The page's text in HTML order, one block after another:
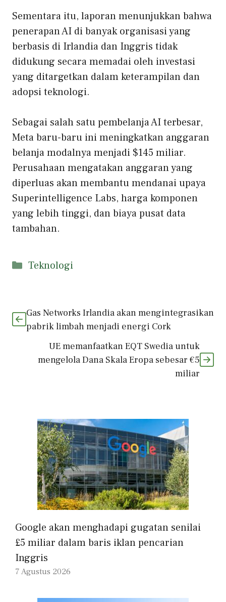
Sementara itu, laporan menunjukkan bahwa
penerapan AI di banyak organisasi yang
berbasis di Irlandia dan Inggris tidak
didukung secara memadai oleh investasi
yang ditargetkan dalam keterampilan dan
adopsi teknologi.
Sebagai salah satu pembelanja AI terbesar,
Meta baru-baru ini meningkatkan anggaran
belanja modalnya menjadi $145 miliar.
Perusahaan mengatakan anggaran yang
diperluas akan membantu mendanai upaya
Superintelligence Labs, harga komponen
yang lebih tinggi, dan biaya pusat data
tambahan.
Kategori
Teknologi
Gas Networks Irlandia akan mengintegrasikan
pabrik limbah menjadi energi Cork
UE memanfaatkan EQT Swedia untuk
mengelola Dana Skala Eropa sebesar €5
miliar
Google akan menghadapi gugatan senilai
£5 miliar dalam baris iklan pencarian
Inggris
7 Agustus 2026